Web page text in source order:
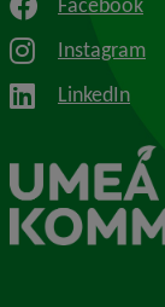
Instagram
LinkedIn